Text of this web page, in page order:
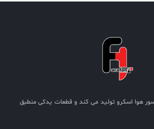
هوا اسکرو تولید می کند و قطعات یدکی منطبق